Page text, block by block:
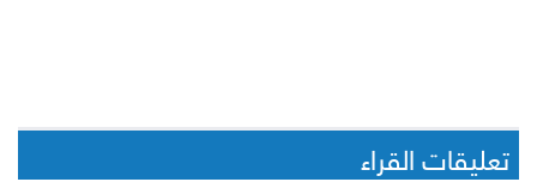
تعليقات القراء